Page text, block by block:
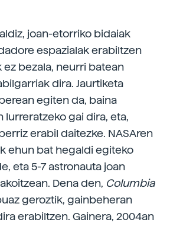
joan-etorriko bidaiak
espazialak erabiltzen
ez bezala, neurri batean
dira. Jaurtiketa
egiten da, baina
lurreratzeko gai dira, eta,
erabil daitezke. NASAren
ehun bat hegaldi egiteko
eta 5-7 astronauta joan
Dena den, Columbia
geroztik, gainbeheran
erabiltzen. Gainera, 2004an